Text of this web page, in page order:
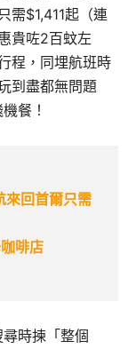
需$1,411起（連
貴咗2百蚊左
程，同埋航班時
到盡都無問題
餐！
回首爾只需
啡店
時揀「整個